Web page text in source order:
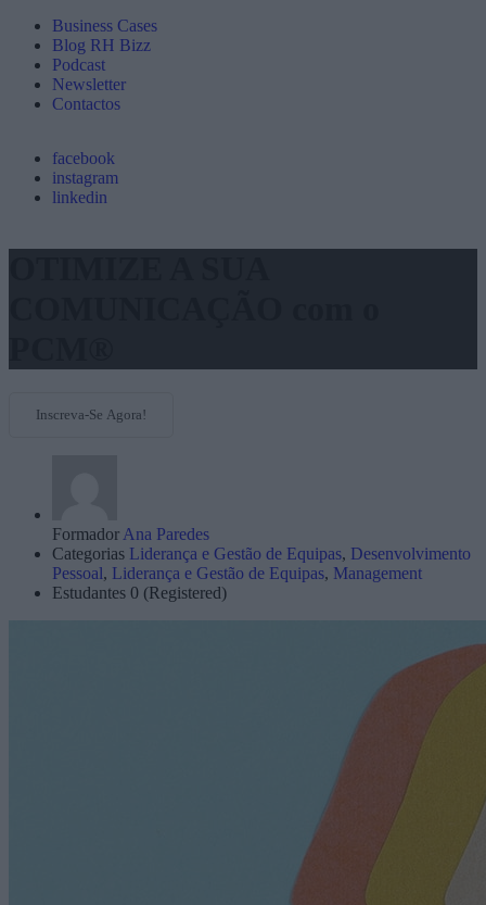
Business Cases
Blog RH Bizz
Podcast
Newsletter
Contactos
facebook
instagram
linkedin
Inscreva-Se Agora!
Formador Ana Paredes
Categorias Liderança e Gestão de Equipas, Desenvolvimento
Pessoal, Liderança e Gestão de Equipas, Management
Estudantes 0 (Registered)